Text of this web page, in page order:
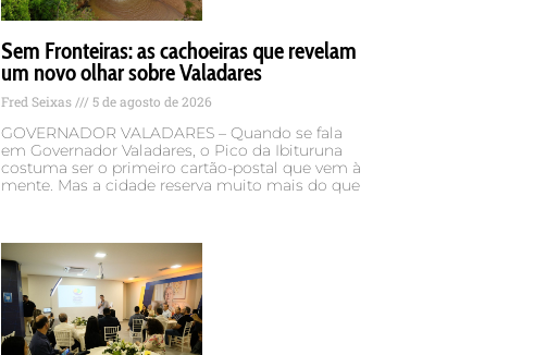
Sem Fronteiras: as cachoeiras que revelam
um novo olhar sobre Valadares
Fred Seixas 5 de agosto de 2026
GOVERNADOR VALADARES – Quando se fala
em Governador Valadares, o Pico da Ibituruna
costuma ser o primeiro cartão-postal que vem à
mente. Mas a cidade reserva muito mais do que